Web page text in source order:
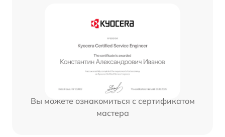
Вы можете ознакомиться с сертификатом
мастера